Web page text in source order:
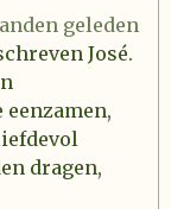
geleden
José.
dragen,